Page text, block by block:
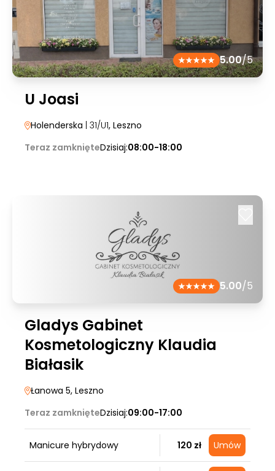
5.00/5
U Joasi
Holenderska | 31/U1, Leszno
Teraz zamknięteDzisiaj:08:00-18:00
5.00/5
Gladys Gabinet
Kosmetologiczny Klaudia
Białasik
Łanowa 5, Leszno
Teraz zamknięteDzisiaj:09:00-17:00
Manicure hybrydowy 120 zł Umów